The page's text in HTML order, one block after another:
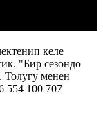
келе
"Бир сезондо
Толугу менен
554 100 707